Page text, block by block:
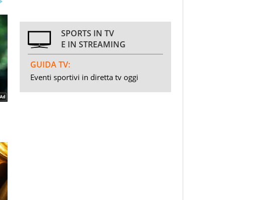
SPORTS IN TV
E IN STREAMING
GUIDA TV:
Eventi sportivi in diretta tv oggi